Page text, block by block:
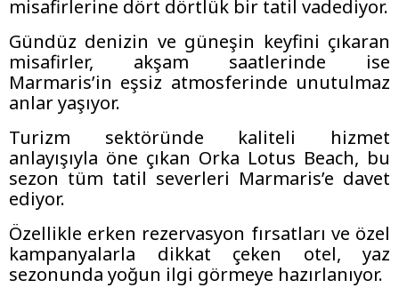
misafirlerine dört dörtlük bir tatil vadediyor.
Gündüz denizin ve güneşin keyfini çıkaran
misafirler, akşam saatlerinde ise
Marmaris’in eşsiz atmosferinde unutulmaz
anlar yaşıyor.
Turizm sektöründe kaliteli hizmet
anlayışıyla öne çıkan Orka Lotus Beach, bu
sezon tüm tatil severleri Marmaris’e davet
ediyor.
Özellikle erken rezervasyon fırsatları ve özel
kampanyalarla dikkat çeken otel, yaz
sezonunda yoğun ilgi görmeye hazırlanıyor.